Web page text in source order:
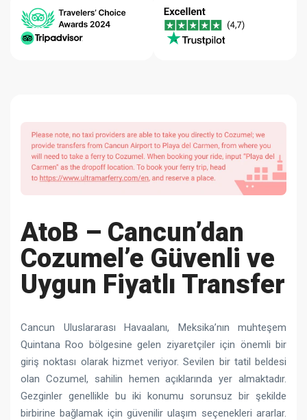
24/7 Yardım
Merkezi
En İyi Fiyat
Garantisi
AtoB – Cancun’dan
Cozumel’e Güvenli ve
Uygun Fiyatlı Transfer
Cancun Uluslararası Havaalanı, Meksika’nın muhteşem
Quintana Roo bölgesine gelen ziyaretçiler için önemli bir
giriş noktası olarak hizmet veriyor. Sevilen bir tatil beldesi
olan Cozumel, sahilin hemen açıklarında yer almaktadır.
Gezginler genellikle bu iki konumu sorunsuz bir şekilde
birbirine bağlamak için güvenilir ulaşım seçenekleri ararlar.